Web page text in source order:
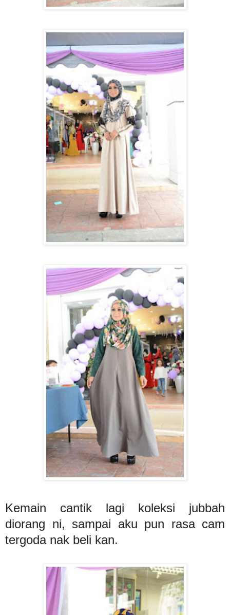
Kemain cantik lagi koleksi jubbah
diorang ni, sampai aku pun rasa cam
tergoda nak beli kan.